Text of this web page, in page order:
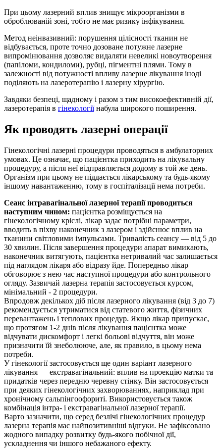
При цьому лазерний вплив знищує мікроорганізми в
оброблюваній зоні, тобто не має ризику інфікування.
Метод неінвазивний: порушення цілісності тканин не
відбувається, проте точно дозоване потужне лазерне
випромінювання дозволяє видаляти невеликі новоутворення
(папіломи, кондиломи), рубці, пігментні плями. Тому в
залежності від потужності впливу лазерне лікування іноді
поділяють на лазеротерапію і лазерну хірургію.
Завдяки безпеці, щадному і разом з тим високоефективній дії,
лазеротерапія в гінекологіїнабула широкого поширення.
Як проводять лазерні операції
Гінекологічні лазерні процедури проводяться в амбулаторних
умовах. Це означає, що пацієнтка приходить на лікувальну
процедуру, а після неї відправляється додому в той же день.
Організм при цьому не піддається лікарському та будь-якому
іншому навантаженню, тому в госпіталізації нема потреби.
Сеанс інтравагінальної лазерної терапії проводиться
наступним чином: пацієнтка розміщується на
гінекологічному кріслі, лікар задає потрібні параметри,
вводить в піхву наконечник з лазером і здійснює вплив на
тканини світловими імпульсами. Тривалість сеансу — від 5 до
30 хвилин. Після завершення процедури апарат вимикають,
наконечник витягують, пацієнтка нетривалий час залишається
під наглядом лікаря або відразу йде. Попередньо лікар
обговорює з нею час наступної процедури або контрольного
огляду. Зазвичай лазерна терапія застосовується курсом,
мінімальний - 2 процедури.
Впродовж декількох діб після лазерного лікування (від 3 до 7)
рекомендується утриматися від статевого життя, фізичних
перевантажень і теплових процедур. Якщо лікар припускає,
що протягом 1-2 днів після лікування пацієнтка може
відчувати дискомфорт і легкі больові відчуття, він може
призначити їй знеболююче, але, як правило, в цьому нема
потреби.
У гінекології застосовується ще один варіант лазерного
лікування — екстравагінальний: вплив на проекцію матки та
придатків через передню черевну стінку. Він застосовується
при деяких гінекологічних захворюваннях, наприклад при
хронічному сальпінгоофориті. Використовується також
комбінація інтра- і екстравагінальної лазерної терапії.
Варто зазначити, що серед безлічі гінекологічних процедур
лазерна терапія має найпозитивніші відгуки. Не зафіксовано
жодного випадку розвитку будь-якого побічної дії,
ускладнення чи іншого небажаного ефекту.